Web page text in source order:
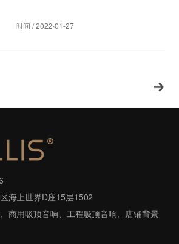
时间 / 2022-01-27
海上世界D座15层1502
商用吸顶音响、工程吸顶音响、店铺背景